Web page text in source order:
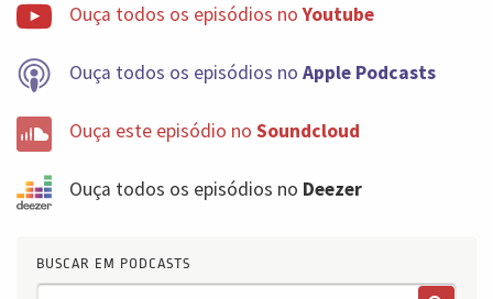
Ouça todos os episódios noYoutube
Ouça todos os episódios no Apple Podcasts
Ouça este episódio no Soundcloud
Ouça todos os episódios no Deezer
BUSCAR EM PODCASTS